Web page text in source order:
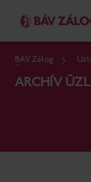
BÁV Zálog